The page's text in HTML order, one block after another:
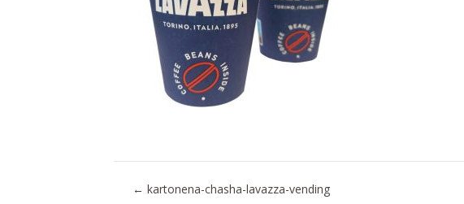
← kartonena-chasha-lavazza-vending